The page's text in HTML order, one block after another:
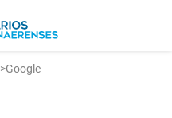
>Google